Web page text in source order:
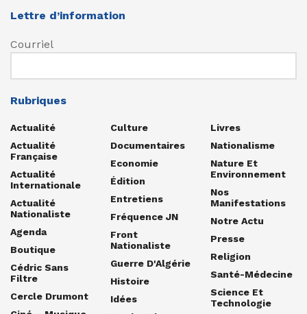
Lettre d’information
Courriel
Rubriques
Actualité
Actualité
Française
Actualité
Internationale
Actualité
Nationaliste
Agenda
Boutique
Cédric Sans
Filtre
Cercle Drumont
Culture
Documentaires
Economie
Édition
Entretiens
Fréquence JN
Front
Nationaliste
Guerre D'Algérie
Histoire
Idées
Livres
Nationalisme
Nature Et
Environnement
Nos
Manifestations
Notre Actu
Presse
Religion
Santé-Médecine
Science Et
Technologie